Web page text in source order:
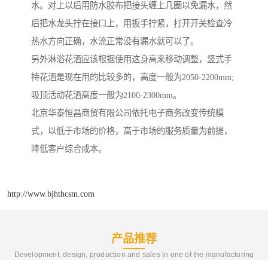
水。对上以后用防水胶布把接头缠上几圈以免漏水，然
后把水龙头拧在接口上，用扳手拧紧，打开开关检查冷
热水方向正确，水流正常没有漏水就可以了。
另外淋浴花洒应该根据使用这身高来移动调整，竖式手
持花洒是现在用的比较多的，高度一般为2050-2200mm;
吸顶活动花洒高度一般为2100-2300mm。
北京华泰恒昌商贸有限公司依托电子商务改变传统模
式，以低于市场的价格，高于市场的服务质量为前提，
降低客户综合成本。
http://www.bjhthcsm.com
产品推荐
Development, design, production and sales in one of the manufacturing